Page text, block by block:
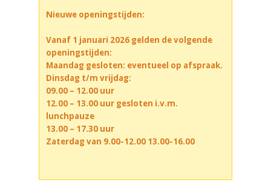
Nieuwe openingstijden:
Vanaf 1 januari 2026 gelden de volgende
openingstijden:
Maandag gesloten: eventueel op afspraak.
Dinsdag t/m vrijdag:
09.00 – 12.00 uur
12.00 – 13.00 uur gesloten i.v.m.
lunchpauze
13.00 – 17.30 uur
Zaterdag van 9.00-12.00 13.00-16.00